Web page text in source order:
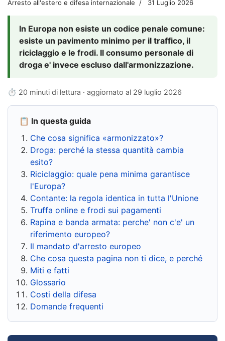
Arresto all'estero e difesa internazionale 31 Luglio 2026
In Europa non esiste un codice penale comune:
esiste un pavimento minimo per il traffico, il
riciclaggio e le frodi. Il consumo personale di
droga e' invece escluso dall'armonizzazione.
⏱ 20 minuti di lettura · aggiornato al 29 luglio 2026
📋 In questa guida
Che cosa significa «armonizzato»?
Droga: perché la stessa quantità cambia
esito?
Riciclaggio: quale pena minima garantisce
l'Europa?
Contante: la regola identica in tutta l'Unione
Truffa online e frodi sui pagamenti
Rapina e banda armata: perche' non c'e' un
riferimento europeo?
Il mandato d'arresto europeo
Che cosa questa pagina non ti dice, e perché
Miti e fatti
Glossario
Costi della difesa
Domande frequenti